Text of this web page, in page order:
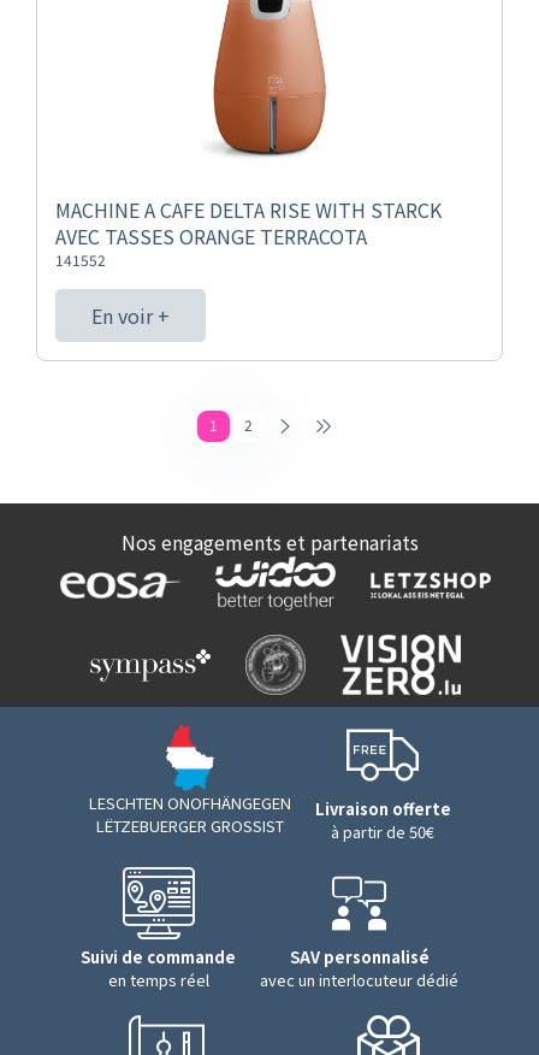
MACHINE A CAFE DELTA RISE WITH STARCK
AVEC TASSES ORANGE TERRACOTA
141552
En voir +
1 2
Nos engagements et partenariats
LESCHTEN ONOFHÄNGEGEN
LËTZEBUERGER GROSSIST
Livraison offerte
à partir de 50€
Suivi de commande
en temps réel
SAV personnalisé
avec un interlocuteur dédié